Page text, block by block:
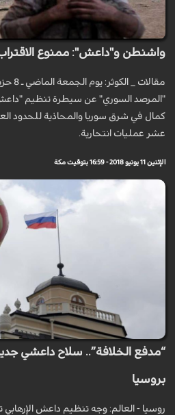
واشنطن و"داعش": ممنوع
"المرصد السوري" عن سيطرة تنظيم
كمال في شرق سوريا والمحاذية للحدود
عشر عمليات انتحارية.
الإثنين 11 يونيو 2018 - 16:59 بتوقيت مكة
“مدفع الخلافة”.. سلاح داعشي
بروسيا
روسيا - العالم: وجه تنظيم داعش الإرهابي